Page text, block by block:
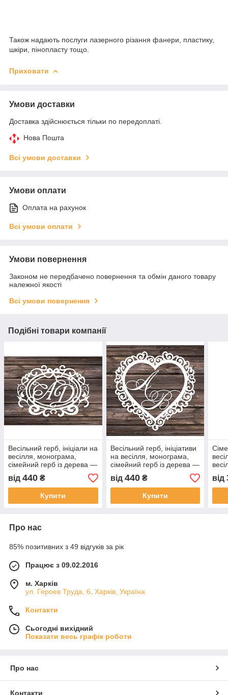
Також надають послуги лазерного різання фанери, пластику,
шкіри, пінопласту тощо.
Приховати
Умови доставки
Доставка здійснюється тільки по передоплаті.
Нова Пошта
Всі умови доставки
Умови оплати
Оплата на рахунок
Всі умови оплати
Умови повернення
Законом не передбачено повернення та обмін даного товару
належної якості
Всі умови повернення
Подібні товари компанії
Весільний герб, ініціали на
весілля, монограма,
сімейний герб із дерева —
овальний 46
від 440 ₴
Купити
Весільний герб, ініціативи
на весілля, монограма,
сімейний герб із дерева —
серце 7
від 440₴
Купити
—
від
Про нас
85% позитивних з 49 відгуків за рік
Працює з 09.02.2016
м. Харків
ул. Героев Труда, 6, Харків, Україна
Контакти
Сьогодні вихідний
Показати весь графік роботи
Про нас
Контакти